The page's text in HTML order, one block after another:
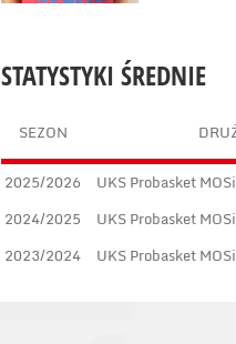
STATYSTYKI ŚREDNIE
SEZON
2025/2026 UKS Probasket
2024/2025
UKS Probasket
2023/2024
UKS Probasket